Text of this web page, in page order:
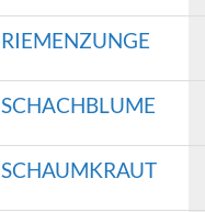
RIEMENZUNGE
SCHACHBLUME
SCHAUMKRAUT